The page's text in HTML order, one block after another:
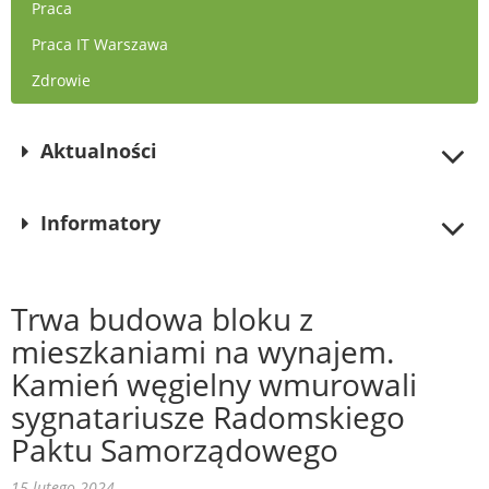
Praca
Praca IT Warszawa
Zdrowie
Aktualności
Informatory
Trwa budowa bloku z
mieszkaniami na wynajem.
Kamień węgielny wmurowali
sygnatariusze Radomskiego
Paktu Samorządowego